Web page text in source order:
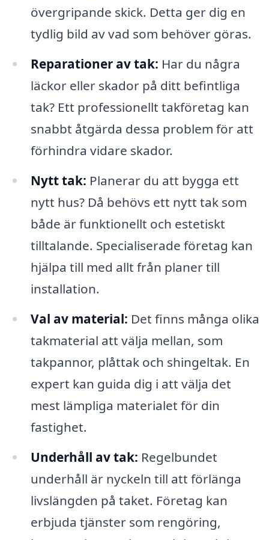
övergripande skick. Detta ger dig en
tydlig bild av vad som behöver göras.
Reparationer av tak: Har du några
läckor eller skador på ditt befintliga
tak? Ett professionellt takföretag kan
snabbt åtgärda dessa problem för att
förhindra vidare skador.
Nytt tak: Planerar du att bygga ett
nytt hus? Då behövs ett nytt tak som
både är funktionellt och estetiskt
tilltalande. Specialiserade företag kan
hjälpa till med allt från planer till
installation.
Val av material: Det finns många olika
takmaterial att välja mellan, som
takpannor, plåttak och shingeltak. En
expert kan guida dig i att välja det
mest lämpliga materialet för din
fastighet.
Underhåll av tak: Regelbundet
underhåll är nyckeln till att förlänga
livslängden på taket. Företag kan
erbjuda tjänster som rengöring,